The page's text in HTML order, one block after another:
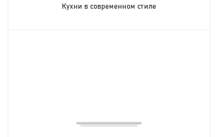
Кухни в современном стиле